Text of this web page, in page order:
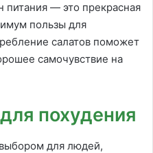
питания — это прекрасная
пользы для
салатов поможет
самочувствие на
похудения
для людей,